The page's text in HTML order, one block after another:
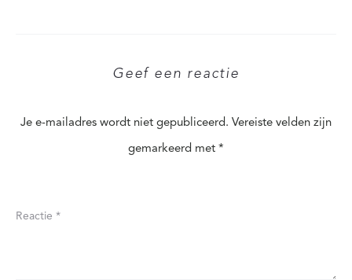
Geef een reactie
Je e-mailadres wordt niet gepubliceerd. Vereiste velden zijn
gemarkeerd met *
Reactie *